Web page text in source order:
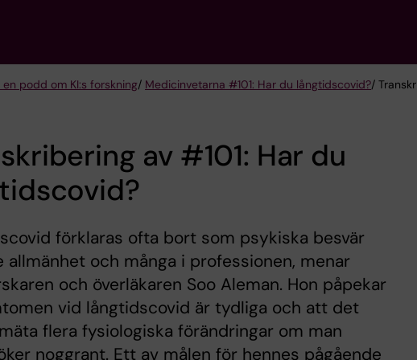
podd om KI:s forskning/ Medicinvetarna #101: Har du långtidscovid?/
av #101: Har du
förklaras ofta bort som psykiska besvär
allmänhet och många i professionen, menar
och överläkaren Soo Aleman. Hon påpekar
vid långtidscovid är tydliga och att det
flera fysiologiska förändringar om man
noggrant. Ett av målen för hennes pågående